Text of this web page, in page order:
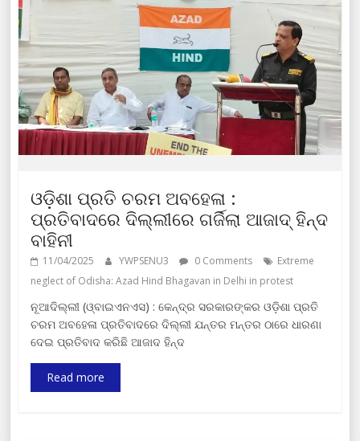
ଓଡ଼ିଶା ପ୍ରତି ଚରମ ଅବହେଳା :
ପ୍ରତିବାଦରେ ଦିଲ୍ଲୀରେ ଗର୍ଜିଲା ଆଜାଦ୍ ହିନ୍ଦ
ବାହିନୀ
11/04/2025 YWPSENU3 0 Comments
Extreme
neglect of Odisha: Azad Hind Bhagavan in Delhi in protest
ନୂଆଦିଲ୍ଲୀ (ଓ୍ବାଇଏନଏସ) : କେନ୍ଦ୍ର ସରକାରଙ୍କର ଓଡ଼ିଶା ପ୍ରତି
ଚରମ ଅବହେଳା ପ୍ରତିବାଦରେ ଦିଲ୍ଲୀ ଯନ୍ତର ମନ୍ତର ଠାରେ ଧାରଣା
ଦେଇ ପ୍ରତିବାଦ କରିଛି ଆଜାଦ ହିନ୍ଦ
Read more